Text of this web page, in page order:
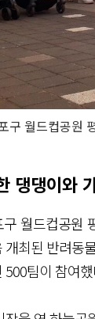
구 월드컵공원
댕댕이와
월드컵공원
개최된 반려동
500팀이 참여